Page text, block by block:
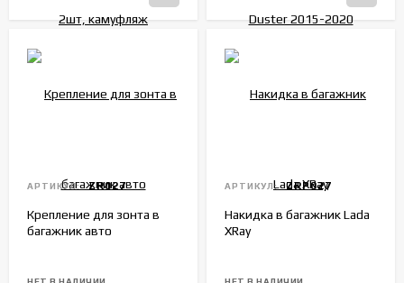
АРТИКУЛ: ZR027
Крепление для зонта в
багажник авто
АРТИКУЛ: ZRP027
Накидка в багажник Lada
XRay